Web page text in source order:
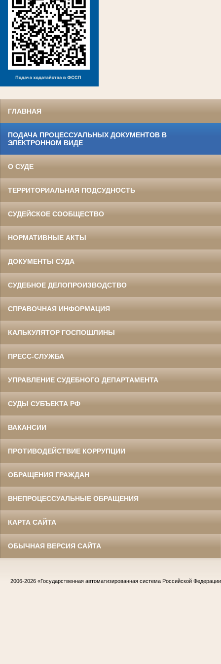
ГЛАВНАЯ
ПОДАЧА ПРОЦЕССУАЛЬНЫХ ДОКУМЕНТОВ В
ЭЛЕКТРОННОМ ВИДЕ
О СУДЕ
ТЕРРИТОРИАЛЬНАЯ ПОДСУДНОСТЬ
СУДЕЙСКОЕ СООБЩЕСТВО
НОРМАТИВНЫЕ АКТЫ
ДОКУМЕНТЫ СУДА
СУДЕБНОЕ ДЕЛОПРОИЗВОДСТВО
СПРАВОЧНАЯ ИНФОРМАЦИЯ
КАЛЬКУЛЯТОР ГОСПОШЛИНЫ
ПРЕСС-СЛУЖБА
УПРАВЛЕНИЕ СУДЕБНОГО ДЕПАРТАМЕНТА
СУДЫ СУБЪЕКТА РФ
ВАКАНСИИ
ПРОТИВОДЕЙСТВИЕ КОРРУПЦИИ
ОБРАЩЕНИЯ ГРАЖДАН
ВНЕПРОЦЕССУАЛЬНЫЕ ОБРАЩЕНИЯ
КАРТА САЙТА
ОБЫЧНАЯ ВЕРСИЯ САЙТА
2006-2026 «Государственная автоматизированная система Российской